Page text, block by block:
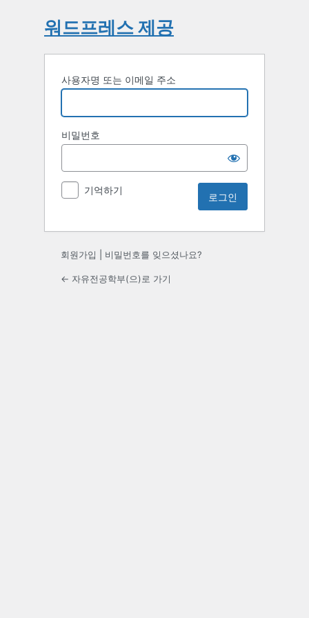
워드프레스 제공
사용자명 또는 이메일 주소
비밀번호
기억하기
회원가입 비밀번호를 잊으셨나요?
← 자유전공학부(으)로 가기